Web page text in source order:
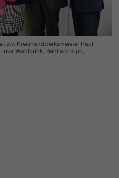
stv. Kreishandwerksmeister Paul
Wahlbrink, Reinhard Kipp,